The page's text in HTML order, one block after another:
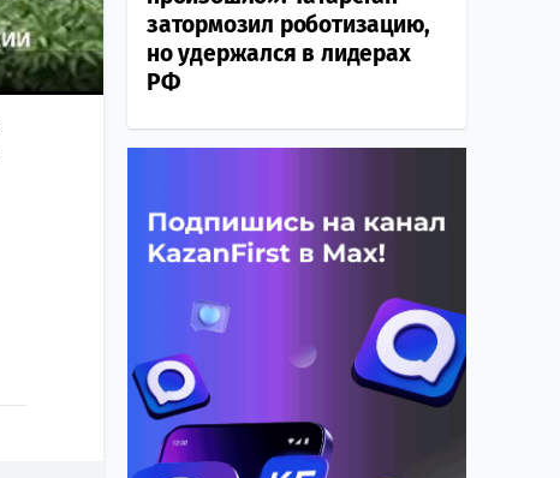
затормозил роботизацию,
но удержался в лидерах
РФ